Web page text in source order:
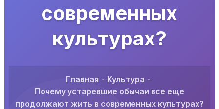
современных
культурах?
Главная
Культура
Почему устаревшие обычаи все еще
продолжают жить в современных культурах?